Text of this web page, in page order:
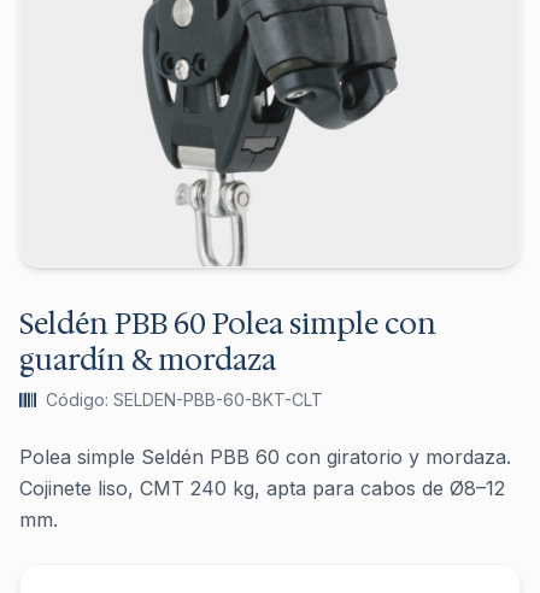
Seldén PBB 60 Polea simple con
guardín & mordaza
Código: SELDEN-PBB-60-BKT-CLT
Polea simple Seldén PBB 60 con giratorio y mordaza.
Cojinete liso, CMT 240 kg, apta para cabos de Ø8–12
mm.